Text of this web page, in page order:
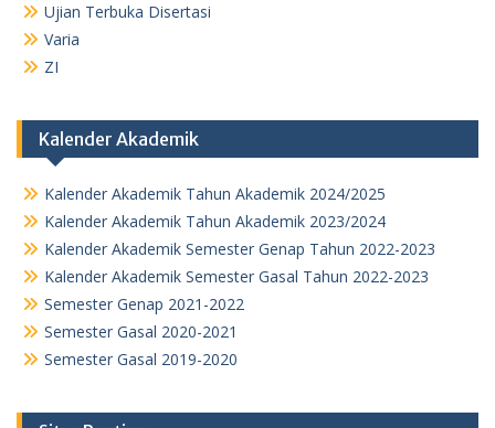
Ujian Terbuka Disertasi
Varia
ZI
Kalender Akademik
Kalender Akademik Tahun Akademik 2024/2025
Kalender Akademik Tahun Akademik 2023/2024
Kalender Akademik Semester Genap Tahun 2022-2023
Kalender Akademik Semester Gasal Tahun 2022-2023
Semester Genap 2021-2022
Semester Gasal 2020-2021
Semester Gasal 2019-2020